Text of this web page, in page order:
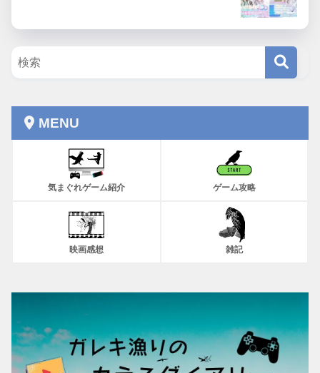
MENU
気まぐれゲーム紹介 ゲーム攻略
映画感想 雑記